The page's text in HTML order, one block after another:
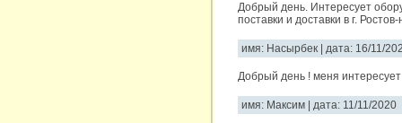
Добрый день. Интересует
поставки и доставки в г.
имя: Насырбек | дата: 16/11/
Добрый день ! меня
имя: Максим | дата: 11/11/2020